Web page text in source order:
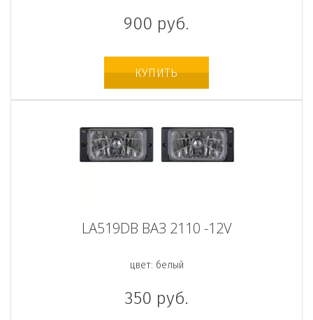
900 руб.
КУПИТЬ
LA519DB ВАЗ 2110 -12V
цвет: белый
350 руб.